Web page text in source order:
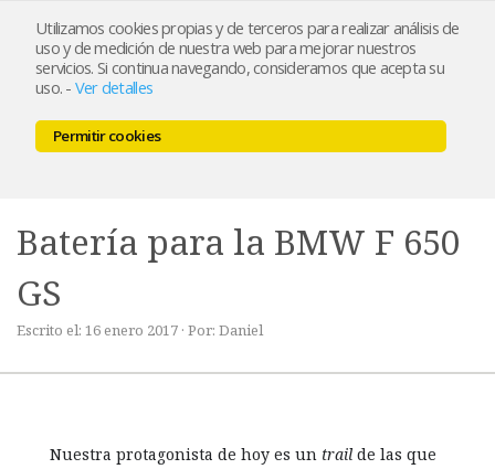
Utilizamos cookies propias y de terceros para realizar análisis de
uso y de medición de nuestra web para mejorar nuestros
servicios. Si continua navegando, consideramos que acepta su
uso. - Ver detalles
Permitir cookies
MENU
Batería para la BMW F 650
GS
Escrito el: 16 enero 2017 · Por: Daniel
Nuestra protagonista de hoy es un trail de las que